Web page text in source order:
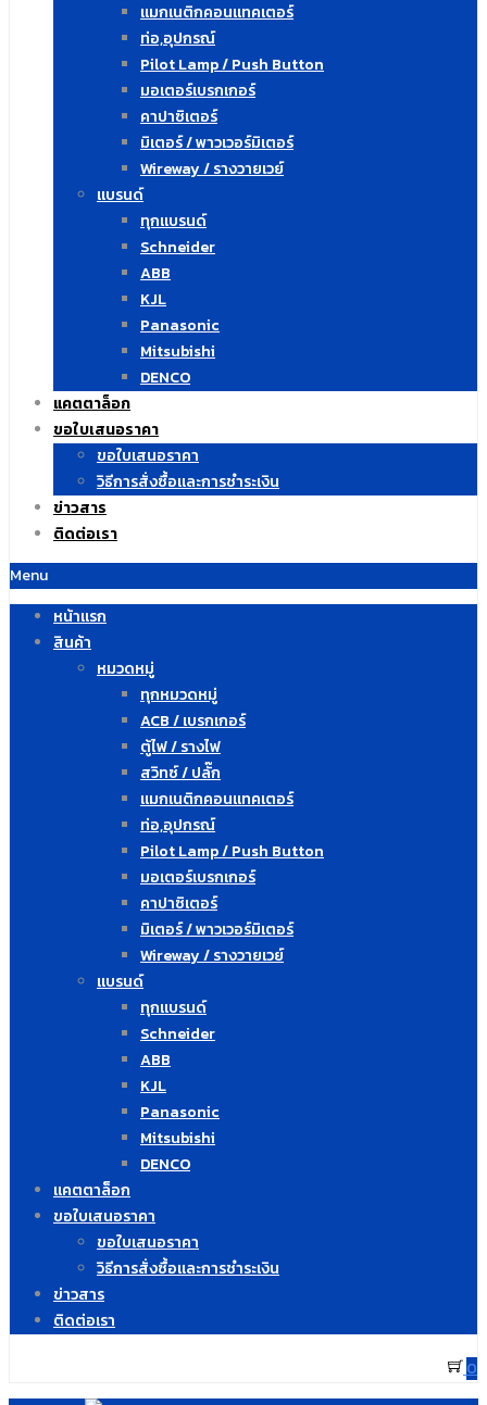
แมกเนติกคอนแทคเตอร์
ท่อ,อุปกรณ์
Pilot Lamp / Push Button
มอเตอร์เบรกเกอร์
คาปาซิเตอร์
มิเตอร์ / พาวเวอร์มิเตอร์
Wireway / รางวายเวย์
แบรนด์
ทุกแบรนด์
Schneider
ABB
KJL
Panasonic
Mitsubishi
DENCO
แคตตาล็อก
ขอใบเสนอราคา
ขอใบเสนอราคา
วิธีการสั่งซื้อและการชำระเงิน
ข่าวสาร
ติดต่อเรา
Menu
หน้าแรก
สินค้า
หมวดหมู่
ทุกหมวดหมู่
ACB / เบรกเกอร์
ตู้ไฟ / รางไฟ
สวิทซ์ / ปลั๊ก
แมกเนติกคอนแทคเตอร์
ท่อ,อุปกรณ์
Pilot Lamp / Push Button
มอเตอร์เบรกเกอร์
คาปาซิเตอร์
มิเตอร์ / พาวเวอร์มิเตอร์
Wireway / รางวายเวย์
แบรนด์
ทุกแบรนด์
Schneider
ABB
KJL
Panasonic
Mitsubishi
DENCO
แคตตาล็อก
ขอใบเสนอราคา
ขอใบเสนอราคา
วิธีการสั่งซื้อและการชำระเงิน
ข่าวสาร
ติดต่อเรา
0